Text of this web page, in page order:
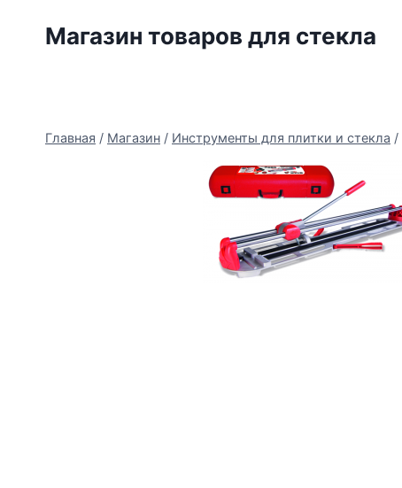
Магазин товаров для стекла
Главная / Магазин / Инструменты для плитки и стекла /